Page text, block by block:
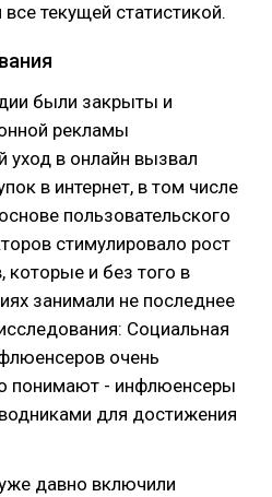
текущей статистикой.
были закрыты и
рекламы
уход в онлайн вызвал
в интернет, в том числе
пользовательского
стимулировало рост
которые и без того в
занимали не последнее
Социальная
очень
понимают - инфлюенсеры
для достижения
давно включили